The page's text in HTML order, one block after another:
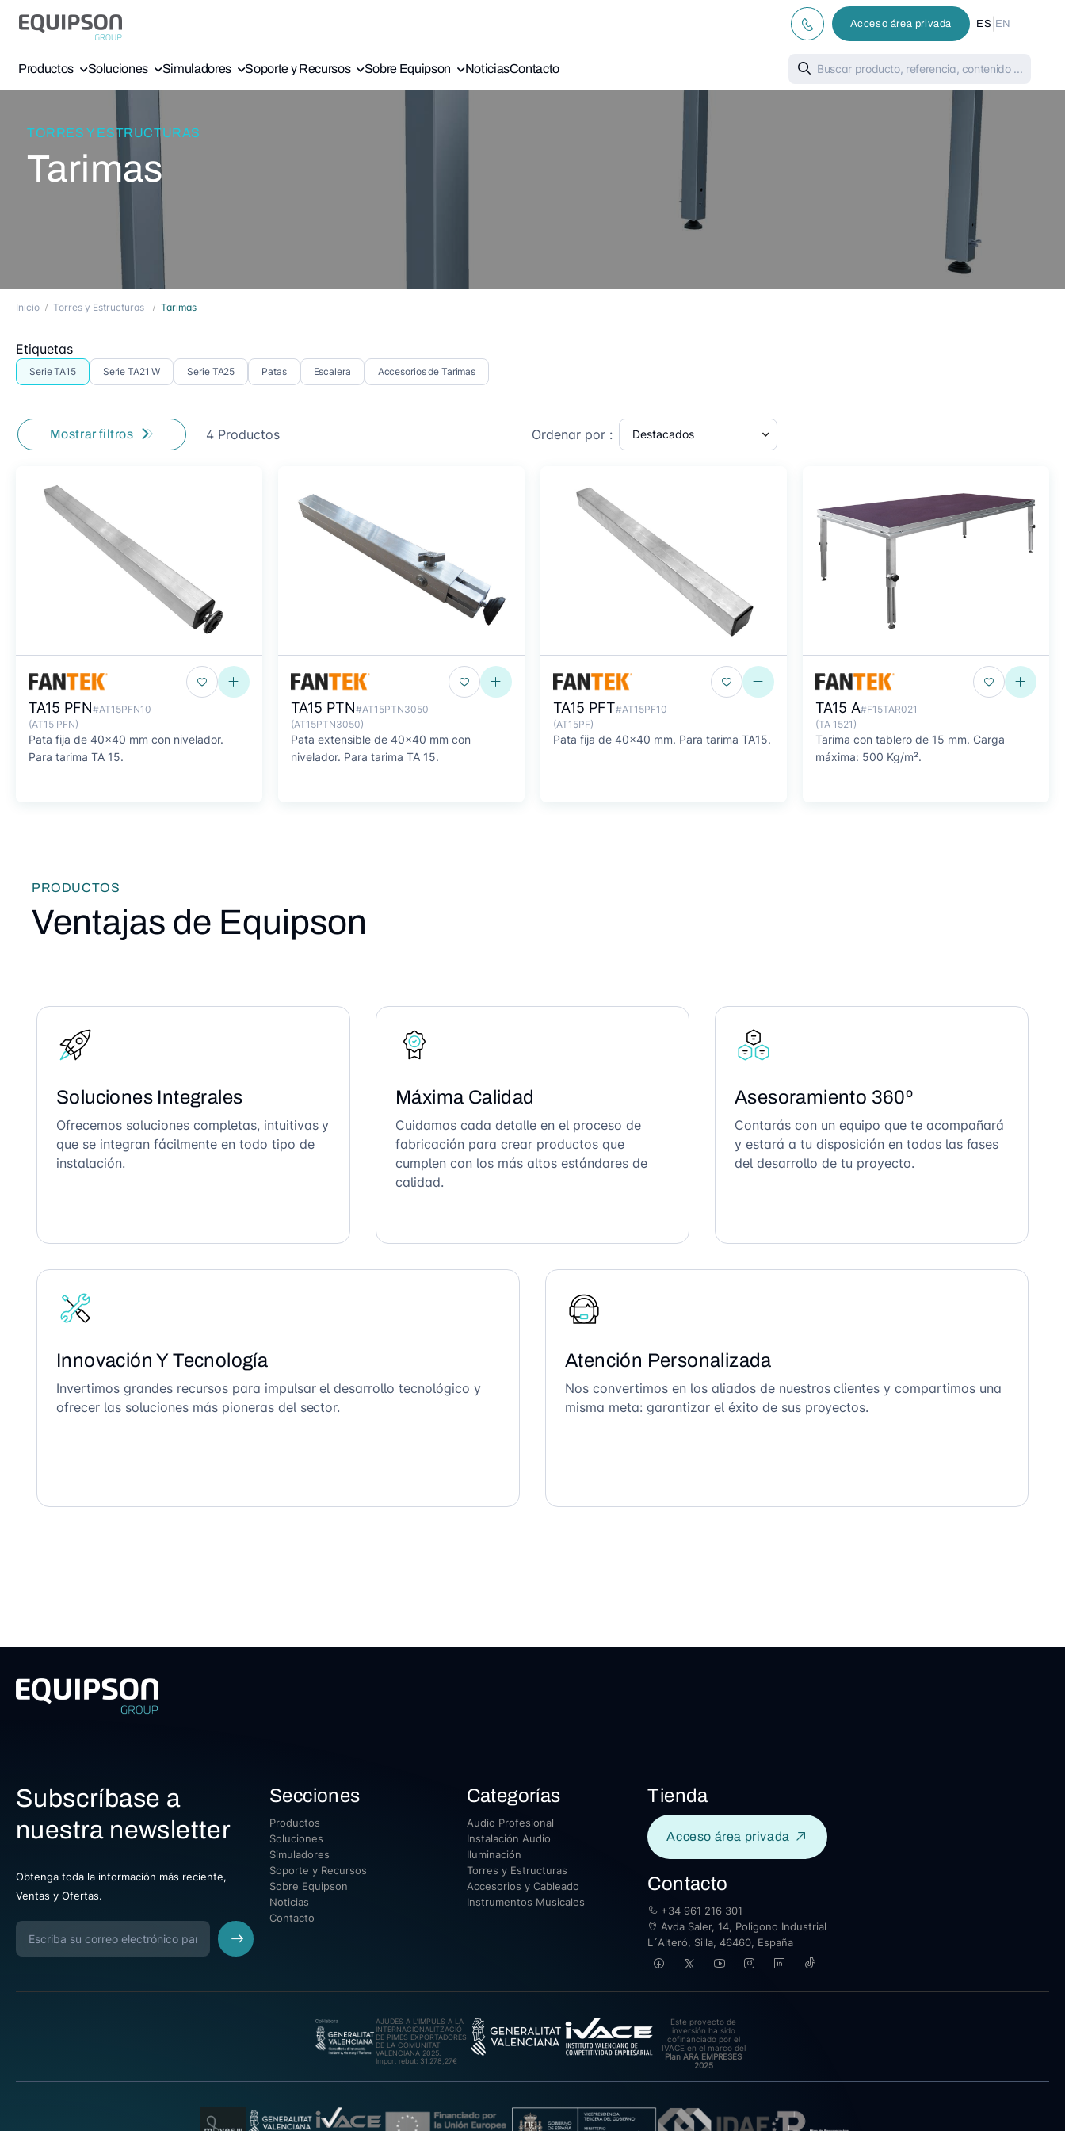
Acceso área privada ES EN
Productos Soluciones Simuladores Soporte y Recursos Sobre Equipson NoticiasContacto
TORRES Y ESTRUCTURAS
Tarimas
Inicio Torres y Estructuras Tarimas
Etiquetas
Serie TA15 Serie TA21 W Serie TA25 Patas Escalera Accesorios de Tarimas
Mostrar filtros 4 Productos Ordenar por :
TA15 PFN#AT15PFN10
(AT15 PFN)
Pata fija de 40x40 mm con nivelador.
Para tarima TA 15.
TA15 PTN#AT15PTN3050
(AT15PTN3050)
Pata extensible de 40x40 mm con
nivelador. Para tarima TA 15.
TA15 PFT#AT15PF10
(AT15PF)
Pata fija de 40x40 mm. Para tarima TA15.
TA15 A#F15TAR021
(TA 1521)
Tarima con tablero de 15 mm. Carga
máxima: 500 Kg/m².
PRODUCTOS
Ventajas de Equipson
Soluciones Integrales
Ofrecemos soluciones completas, intuitivas y
que se integran fácilmente en todo tipo de
instalación.
Máxima Calidad
Cuidamos cada detalle en el proceso de
fabricación para crear productos que
cumplen con los más altos estándares de
calidad.
Asesoramiento 360º
Contarás con un equipo que te acompañará
y estará a tu disposición en todas las fases
del desarrollo de tu proyecto.
Innovación Y Tecnología
Invertimos grandes recursos para impulsar el desarrollo tecnológico y
ofrecer las soluciones más pioneras del sector.
Atención Personalizada
Nos convertimos en los aliados de nuestros clientes y compartimos una
misma meta: garantizar el éxito de sus proyectos.
Subscríbase a
nuestra newsletter
Obtenga toda la información más reciente,
Ventas y Ofertas.
Secciones
Productos
Soluciones
Simuladores
Soporte y Recursos
Sobre Equipson
Noticias
Contacto
Categorías
Audio Profesional
Instalación Audio
Iluminación
Torres y Estructuras
Accesorios y Cableado
Instrumentos Musicales
Tienda
Acceso área privada
Contacto
+34 961 216 301
Avda Saler, 14, Poligono Industrial
L´Alteró, Silla, 46460, España
AJUDES A L’IMPULS A LA
INTERNACIONALITZACIÓ
DE PIMES EXPORTADORES
DE LA COMUNITAT
VALENCIANA 2025.
Import rebut: 31.278,27€
Este proyecto de
inversión ha sido
cofinanciado por el
IVACE en el marco del
Plan ARA EMPRESES
2025